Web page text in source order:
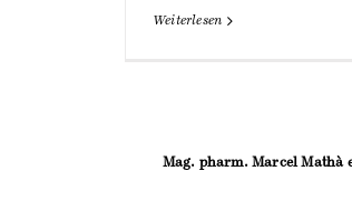
Weiterlesen
Mag. pharm. Marcel Mathà